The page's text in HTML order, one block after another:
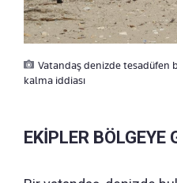
Vatandaş denizde tesadüfen
kalma iddiası
EKİPLER BÖLGEYE